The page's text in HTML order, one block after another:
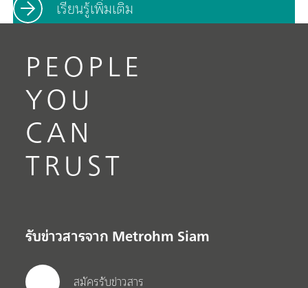
เรียนรู้เพิ่มเติม
PEOPLE
YOU
CAN
TRUST
รับข่าวสารจาก Metrohm Siam
สมัครรับข่าวสาร